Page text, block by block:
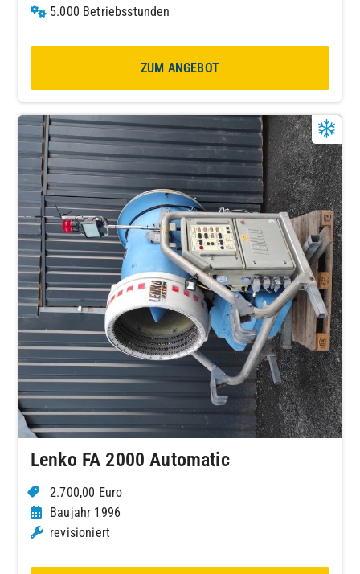
5.000 Betriebsstunden
ZUM ANGEBOT
Lenko FA 2000 Automatic
2.700,00 Euro
Baujahr 1996
revisioniert